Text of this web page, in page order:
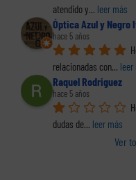
atendido y... leer más
Óptica Azul y Negro
hace 5 años
relacionadas con... leer
Raquel Rodriguez
hace 5 años
dudas de... leer más
Ver